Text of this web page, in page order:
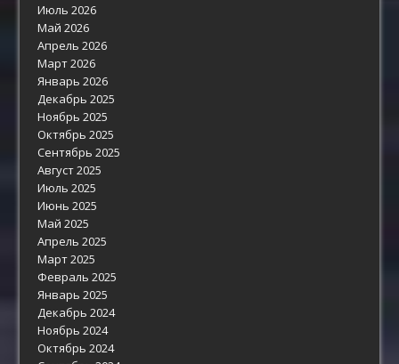
Июль 2026
Май 2026
Апрель 2026
Март 2026
Январь 2026
Декабрь 2025
Ноябрь 2025
Октябрь 2025
Сентябрь 2025
Август 2025
Июль 2025
Июнь 2025
Май 2025
Апрель 2025
Март 2025
Февраль 2025
Январь 2025
Декабрь 2024
Ноябрь 2024
Октябрь 2024